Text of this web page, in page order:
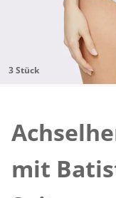
3 Stück
mit